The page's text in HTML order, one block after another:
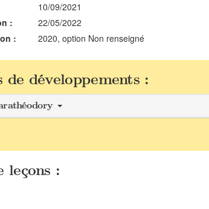
10/09/2021
:
22/05/2022
:
2020, option Non renseigné
de développements :
leçons :